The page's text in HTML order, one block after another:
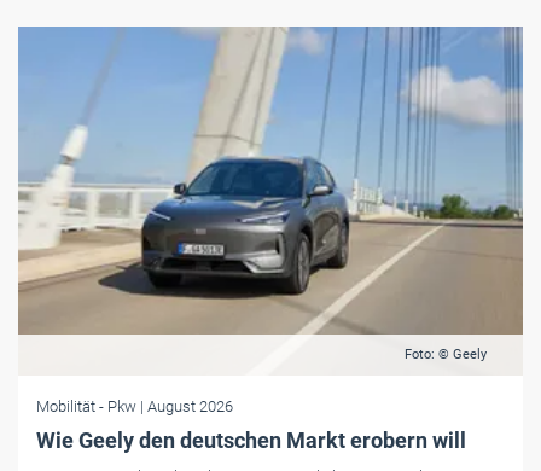
Foto: © Geely
Mobilität - Pkw | August 2026
Wie Geely den deutschen Markt erobern will